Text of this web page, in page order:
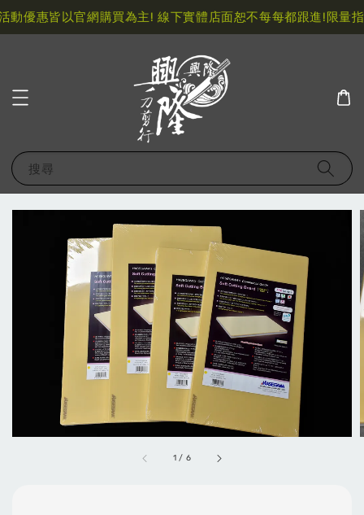
優惠皆以官網購買為主! 線下實體店面恕不每每都跟進!限量指
搜尋
1 / 6